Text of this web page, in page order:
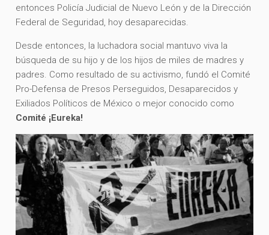
entonces Policía Judicial de Nuevo León y de la Dirección
Federal de Seguridad, hoy desaparecidas.
Desde entonces, la luchadora social mantuvo viva la
búsqueda de su hijo y de los hijos de miles de madres y
padres. Como resultado de su activismo, fundó el Comité
Pro-Defensa de Presos Perseguidos, Desaparecidos y
Exiliados Políticos de México o mejor conocido como
Comité ¡Eureka!